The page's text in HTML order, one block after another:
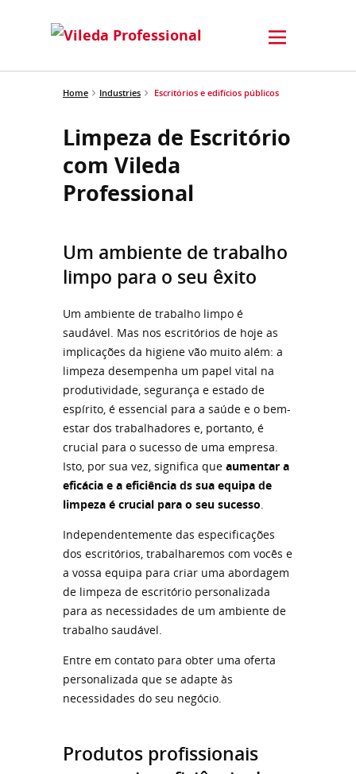
Home Industries Escritórios e edifícios públicos
Limpeza de Escritório
com Vileda
Professional
Um ambiente de trabalho
limpo para o seu êxito
Um ambiente de trabalho limpo é
saudável. Mas nos escritórios de hoje as
implicações da higiene vão muito além: a
limpeza desempenha um papel vital na
produtividade, segurança e estado de
espírito, é essencial para a saúde e o bem-
estar dos trabalhadores e, portanto, é
crucial para o sucesso de uma empresa.
Isto, por sua vez, significa que aumentar a
eficácia e a eficiência ds sua equipa de
limpeza é crucial para o seu sucesso
Independentemente das especificações
dos escritórios, trabalharemos com vocês e
a vossa equipa para criar uma abordagem
de limpeza de escritório personalizada
para as necessidades de um ambiente de
trabalho saudável.
Entre em contato para obter uma oferta
personalizada que se adapte às
necessidades do seu negócio.
Produtos profissionais